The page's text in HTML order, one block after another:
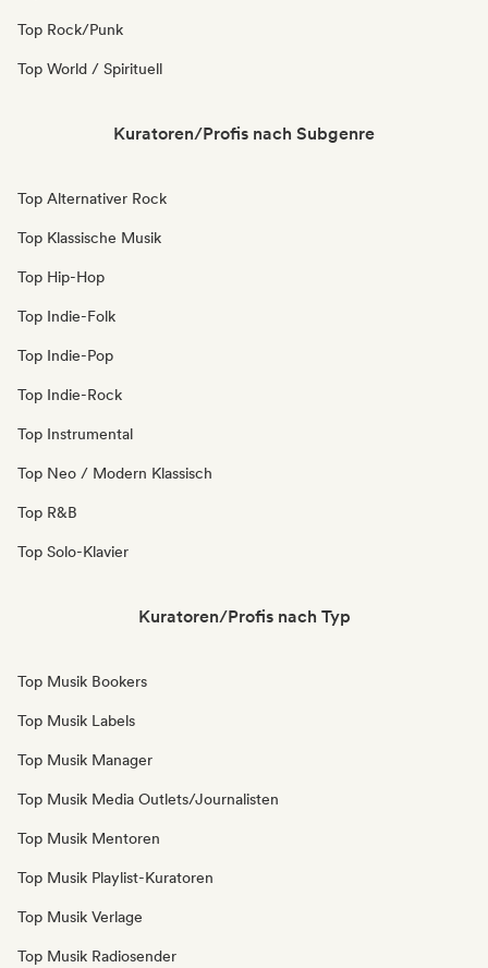
Top Rock/Punk
Top World / Spirituell
Kuratoren/Profis nach Subgenre
Top Alternativer Rock
Top Klassische Musik
Top Hip-Hop
Top Indie-Folk
Top Indie-Pop
Top Indie-Rock
Top Instrumental
Top Neo / Modern Klassisch
Top R&B
Top Solo-Klavier
Kuratoren/Profis nach Typ
Top Musik Bookers
Top Musik Labels
Top Musik Manager
Top Musik Media Outlets/Journalisten
Top Musik Mentoren
Top Musik Playlist-Kuratoren
Top Musik Verlage
Top Musik Radiosender